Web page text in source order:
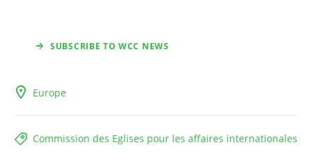
SUBSCRIBE TO WCC NEWS
Europe
Commission des Eglises pour les affaires internationales